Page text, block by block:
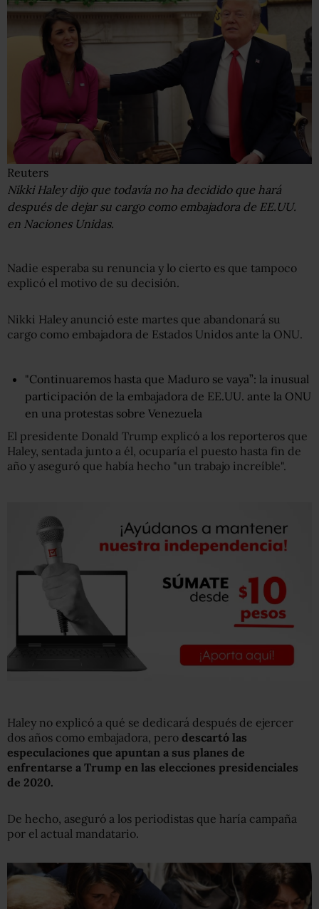
Reuters
Nikki Haley dijo que todavía no ha decidido que hará
después de dejar su cargo como embajadora de EE.UU.
en Naciones Unidas.
Nadie esperaba su renuncia y lo cierto es que tampoco
explicó el motivo de su decisión.
Nikki Haley anunció este martes que abandonará su
cargo como embajadora de Estados Unidos ante la ONU.
"Continuaremos hasta que Maduro se vaya”: la inusual
participación de la embajadora de EE.UU. ante la ONU
en una protestas sobre Venezuela
El presidente Donald Trump explicó a los reporteros que
Haley, sentada junto a él, ocuparía el puesto hasta fin de
año y aseguró que había hecho "un trabajo increíble".
Haley no explicó a qué se dedicará después de ejercer
dos años como embajadora, pero descartó las
especulaciones que apuntan a sus planes de
enfrentarse a Trump en las elecciones presidenciales
de 2020.
De hecho, aseguró a los periodistas que haría campaña
por el actual mandatario.